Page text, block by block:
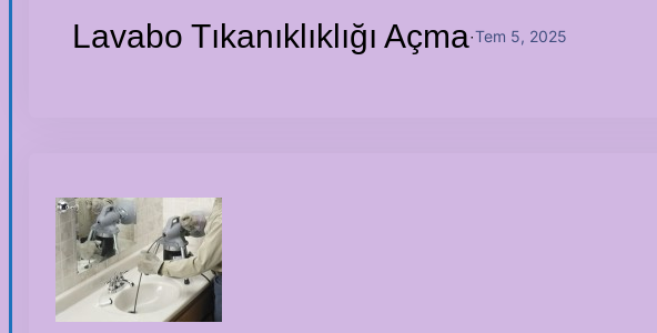
Lavabo Tıkanıklıklığı Açma·Tem 5, 2025